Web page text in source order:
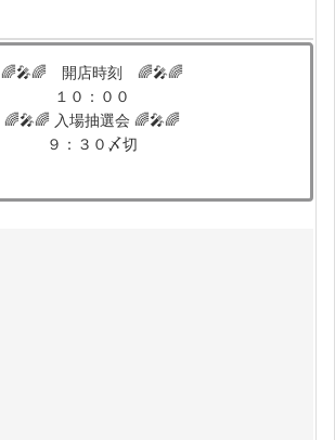
🌈🎤🌈 開店時刻 🌈🎤🌈
１０：００
🌈🎤🌈 入場抽選会 🌈🎤🌈
９：３０〆切